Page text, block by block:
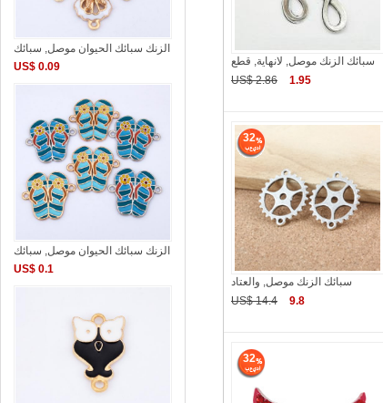
سبائك الزنك موصل, لانهاية, قطع
US$ 2.86
1.95
32
سبائك الزنك موصل, والعتاد
US$ 14.4
9.8
32
الزنك سبائك الحيوان موصل, سبائك
US$ 0.09
الزنك سبائك الحيوان موصل, سبائك
US$ 0.1